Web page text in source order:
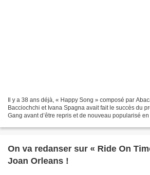
Il y a 38 ans déjà, « Happy Song » composé par
Bacciochchi et Ivana Spagna avait fait le succès du
Gang avant d’être repris et de nouveau popularisé
On va redanser sur « Ride On
Joan Orleans !